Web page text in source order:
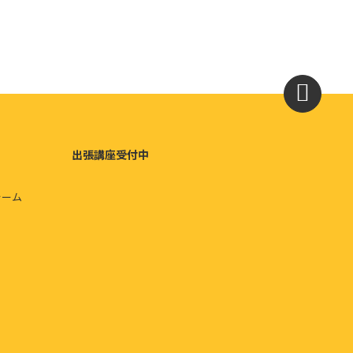
ム
出張講座受付中